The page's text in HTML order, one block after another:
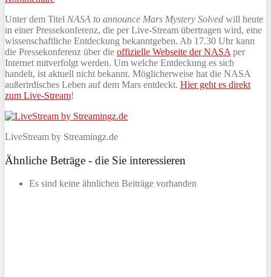
Unter dem Titel NASA to announce Mars Mystery Solved will heute
in einer Pressekonferenz, die per Live-Stream übertragen wird, eine
wissenschaftliche Entdeckung bekanntgeben. Ab 17.30 Uhr kann
die Pressekonferenz über die offizielle Webseite der NASA per
Internet mitverfolgt werden. Um welche Entdeckung es sich
handelt, ist aktuell nicht bekannt. Möglicherweise hat die NASA
außerirdisches Leben auf dem Mars entdeckt. Hier geht es direkt
zum Live-Stream!
LiveStream by Streamingz.de
Ähnliche Beträge - die Sie interessieren
Es sind keine ähnlichen Beiträge vorhanden